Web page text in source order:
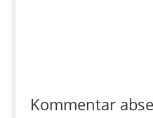
Kommentar